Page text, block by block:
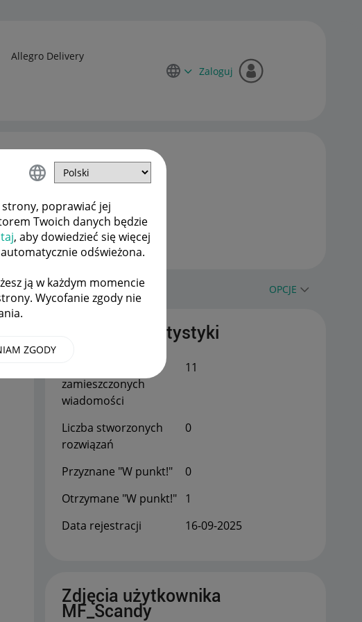
strony, poprawiać jej
Twoich danych będzie
, aby dowiedzieć się więcej
odświeżona.
ją w każdym momencie
Wycofanie zgody nie
ZGODY
Allegro Delivery
Zaloguj
OPCJE
Publiczne statystyki
zamieszczonych
wiadomości
11
Liczba stworzonych
rozwiązań
0
Przyznane "W punkt!"
0
Otrzymane "W punkt!"
1
Data rejestracji
‎16-09-2025
Zdjęcia użytkownika
MF_Scandy